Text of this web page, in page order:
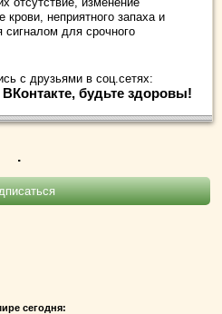
крови, неприятного запаха и
для срочного
с друзьями в соц.сетях:
будьте здоровы!
.
сегодня: